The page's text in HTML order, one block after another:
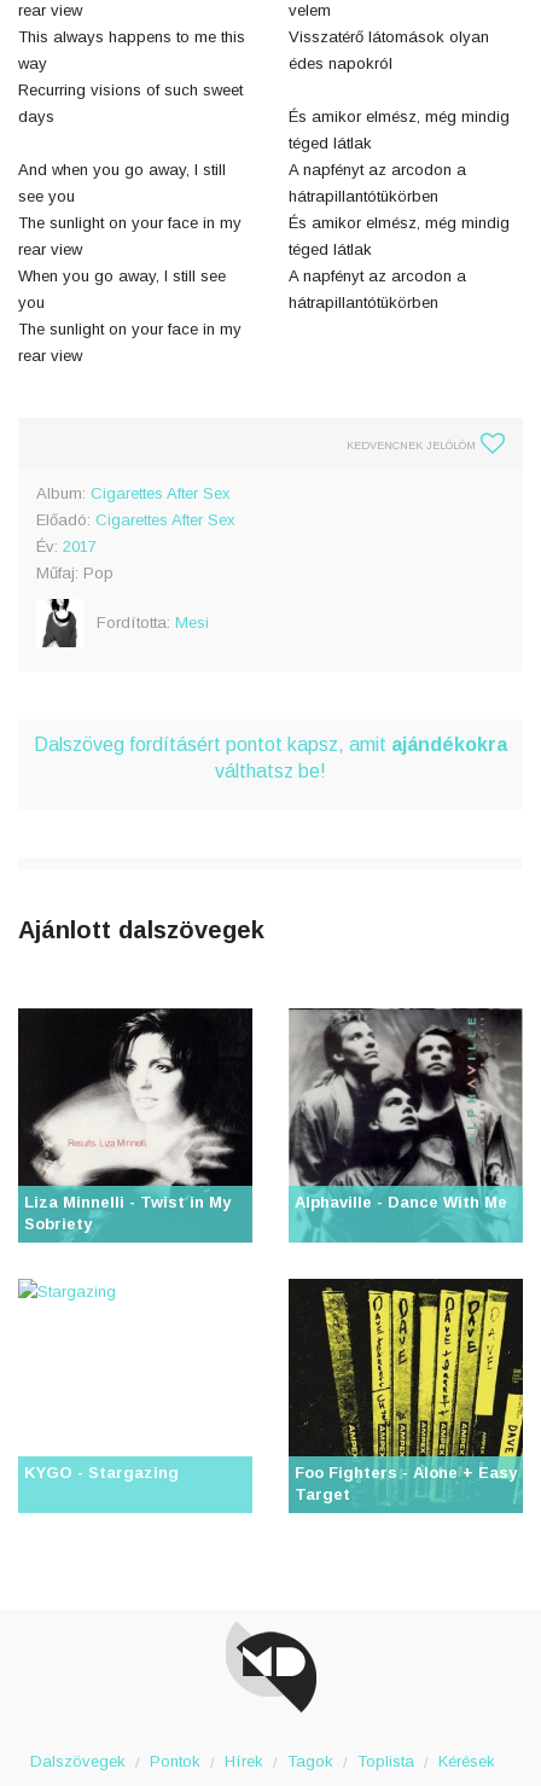
rear view
This always happens to me this
way
Recurring visions of such sweet
days
And when you go away, I still
see you
The sunlight on your face in my
rear view
When you go away, I still see
you
The sunlight on your face in my
rear view
velem
Visszatérő látomások olyan
édes napokról
És amikor elmész, még mindig
téged látlak
A napfényt az arcodon a
hátrapillantótükörben
És amikor elmész, még mindig
téged látlak
A napfényt az arcodon a
hátrapillantótükörben
KEDVENCNEK JELÖLÖM
Album: Cigarettes After Sex
Előadó: Cigarettes After Sex
Év: 2017
Műfaj: Pop
Fordította: Mesi
Dalszöveg fordításért pontot kapsz, amit ajándékokra
válthatsz be!
Ajánlott dalszövegek
Liza Minnelli - Twist in My
Sobriety
Alphaville - Dance With Me
KYGO - Stargazing
Foo Fighters - Alone + Easy
Target
Dalszövegek Pontok Hírek Tagok Toplista Kérések